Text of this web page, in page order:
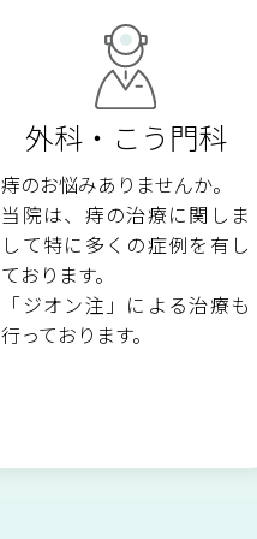
視能訓練科
医療安全管理室・
感染対策室
ご予約について
外科・こう門科
痔のお悩みありませんか。
当院は、痔の治療に関しま
して特に多くの症例を有し
ております。
「ジオン注」による治療も
行っております。